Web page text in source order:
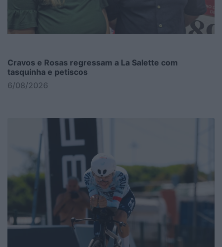
Cravos e Rosas regressam a La Salette com
tasquinha e petiscos
6/08/2026